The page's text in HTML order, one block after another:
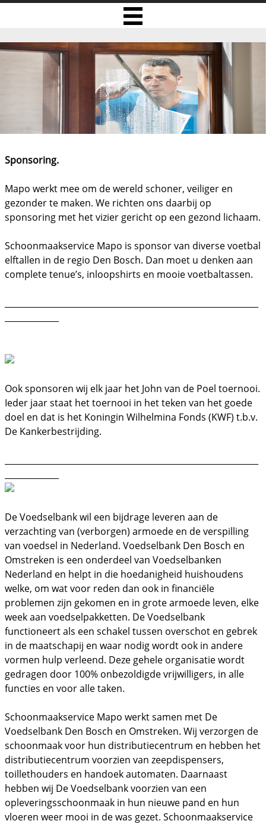
Sponsoring.
Mapo werkt mee om de wereld schoner, veiliger en
gezonder te maken. We richten ons daarbij op
sponsoring met het vizier gericht op een gezond lichaam.
Schoonmaakservice Mapo is sponsor van diverse voetbal
elftallen in de regio Den Bosch. Dan moet u denken aan
complete tenue’s, inloopshirts en mooie voetbaltassen.
Ook sponsoren wij elk jaar het John van de Poel toernooi.
Ieder jaar staat het toernooi in het teken van het goede
doel en dat is het Koningin Wilhelmina Fonds (KWF) t.b.v.
De Kankerbestrijding.
De Voedselbank wil een bijdrage leveren aan de
verzachting van (verborgen) armoede en de verspilling
van voedsel in Nederland. Voedselbank Den Bosch en
Omstreken is een onderdeel van Voedselbanken
Nederland en helpt in die hoedanigheid huishoudens
welke, om wat voor reden dan ook in financiële
problemen zijn gekomen en in grote armoede leven, elke
week aan voedselpakketten. De Voedselbank
functioneert als een schakel tussen overschot en gebrek
in de maatschapij en waar nodig wordt ook in andere
vormen hulp verleend. Deze gehele organisatie wordt
gedragen door 100% onbezoldigde vrijwilligers, in alle
functies en voor alle taken.
Schoonmaakservice Mapo werkt samen met De
Voedselbank Den Bosch en Omstreken. Wij verzorgen de
schoonmaak voor hun distributiecentrum en hebben het
distributiecentrum voorzien van zeepdispensers,
toillethouders en handoek automaten. Daarnaast
hebben wij De Voedselbank voorzien van een
opleveringsschoonmaak in hun nieuwe pand en hun
vloeren weer mooi in de was gezet. Schoonmaakservice